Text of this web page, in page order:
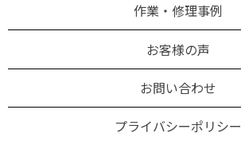
作業・修理事例
お客様の声
お問い合わせ
プライバシーポリシー